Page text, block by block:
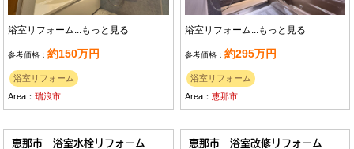
浴室リフォーム...もっと見る
参考価格：約150万円
浴室リフォーム
Area：瑞浪市
浴室リフォーム...もっと見る
参考価格：約295万円
浴室リフォーム
Area：恵那市
恵那市 浴室水栓リフォーム 恵那市 浴室改修リフォーム